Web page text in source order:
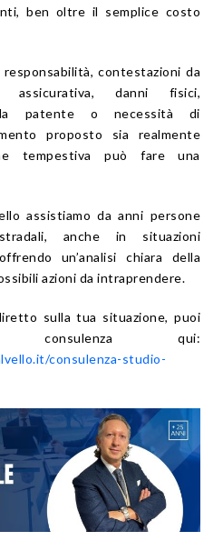
ben oltre il semplice costo
contestazioni da
assicurativa, danni fisici,
patente o necessità di
proposto sia realmente
tempestiva può fare una
assistiamo da anni persone
anche in situazioni
un’analisi chiara della
azioni da intraprendere.
sulla tua situazione, puoi
consulenza qui:
consulenza-studio-